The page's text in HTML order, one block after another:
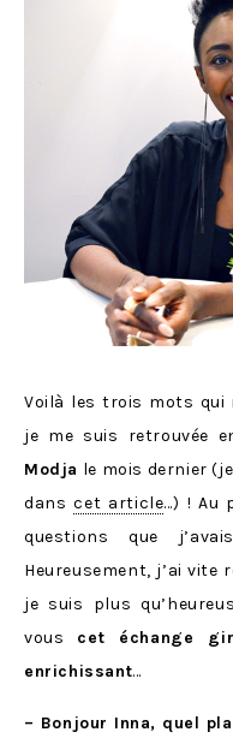
Voilà les trois mots qui
je me suis retrouvée
Modja le mois dernier
danscet article…) ! Au
questions que
Heureusement, j’ai vite
je suis plus
vous cet échange
enrichissant…
– Bonjour Inna, quel